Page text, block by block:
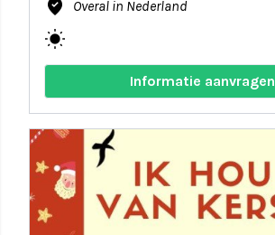
where_to_vote Overal in Nederland
wb_sunny
Informatie aanvragen